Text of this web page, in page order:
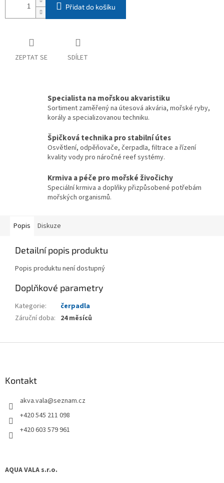
Přidat do košíku
ZEPTAT SE SDÍLET
Specialista na mořskou akvaristiku
Sortiment zaměřený na útesová akvária, mořské ryby,
korály a specializovanou techniku.
Špičková technika pro stabilní útes
Osvětlení, odpěňovače, čerpadla, filtrace a řízení
kvality vody pro náročné reef systémy.
Krmiva a péče pro mořské živočichy
Speciální krmiva a doplňky přizpůsobené potřebám
mořských organismů.
Popis Diskuze
Detailní popis produktu
Popis produktu není dostupný
Doplňkové parametry
Kategorie:
čerpadla
Záruční doba: 24 měsíců
Kontakt
akva.vala@seznam.cz
+420 545 211 098
+420 603 579 961
AQUA VALA s.r.o.